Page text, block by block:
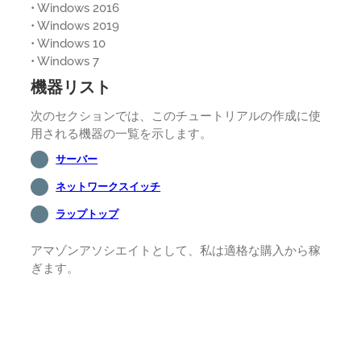
• Windows 2016
• Windows 2019
• Windows 10
• Windows 7
機器リスト
次のセクションでは、このチュートリアルの作成に使
用される機器の一覧を示します。
サーバー
ネットワークスイッチ
ラップトップ
アマゾンアソシエイトとして、私は適格な購入から稼
ぎます。